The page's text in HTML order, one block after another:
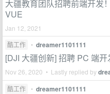
大疆教育团队招聘前端开发
VUE
Jan 12, 2021
酷工作
• dreamer1101111
[DJI 大疆创新] 招聘 PC 端
Nov 26, 2020 • Lastly replied by
酷工作 • dreamer1101111